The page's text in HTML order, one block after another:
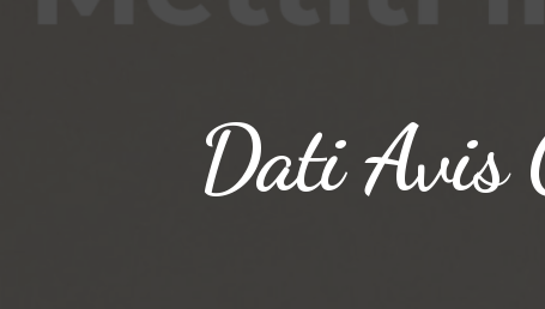
Dati Avis